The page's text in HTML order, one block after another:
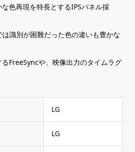
色再現を特長とするIPSパネル採
識別が困難だった色の違いも豊かな
FreeSyncや、映像出力のタイムラグ
‎LG
‎LG